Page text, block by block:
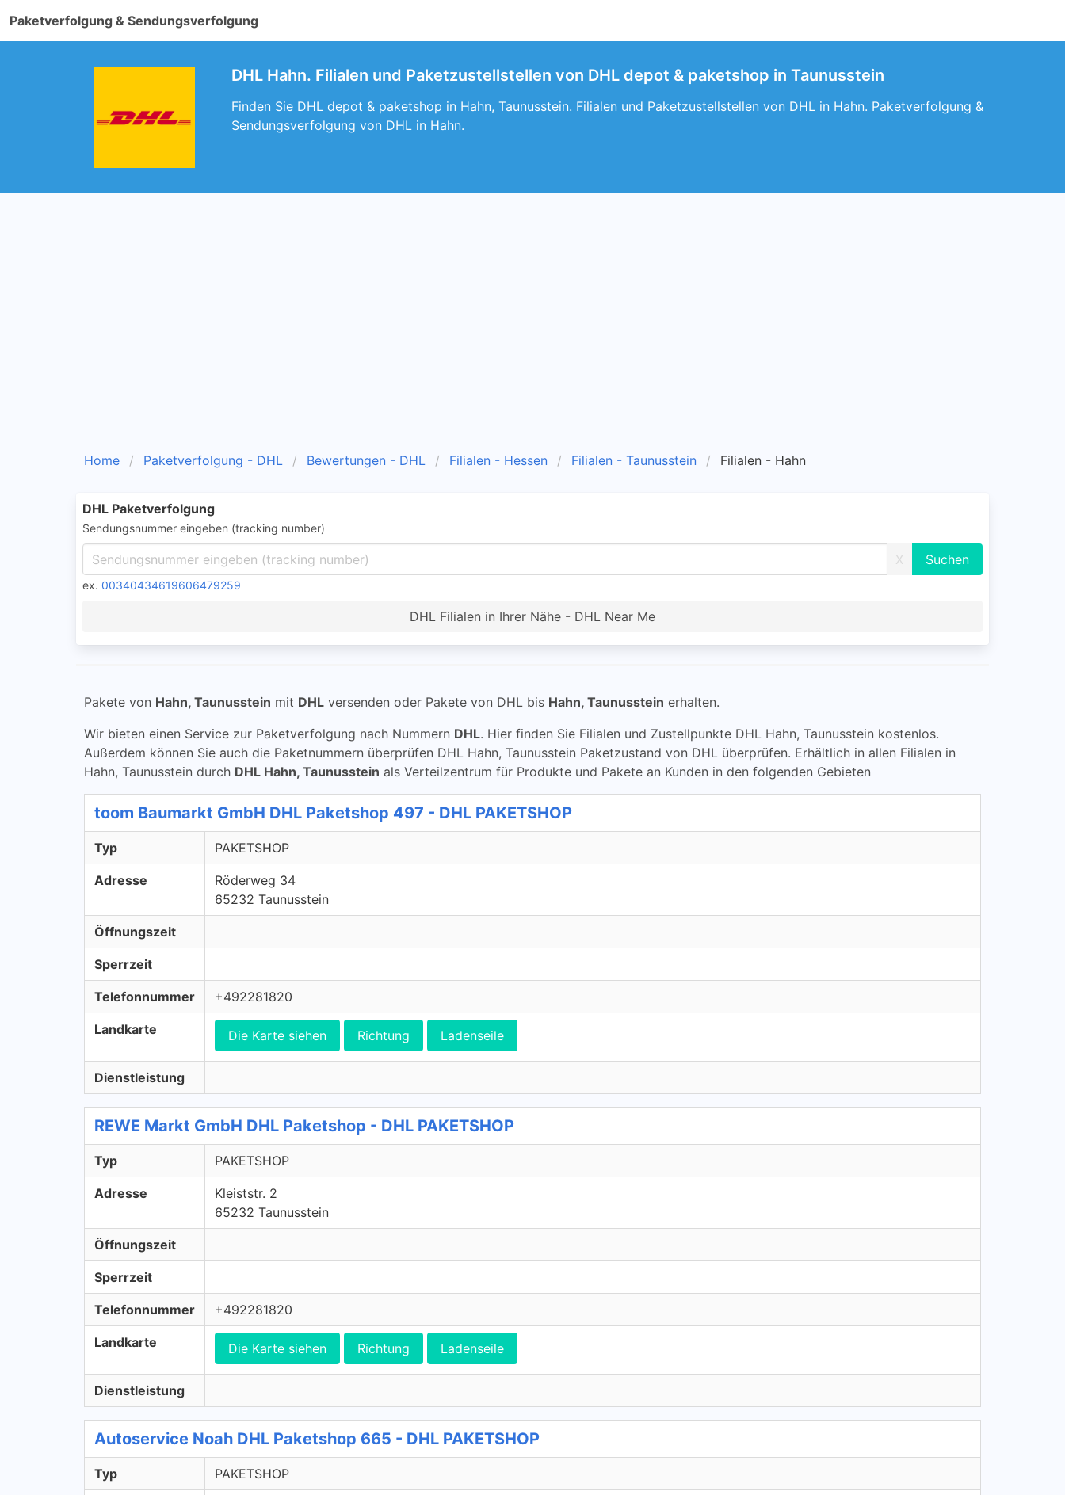
Paketverfolgung & Sendungsverfolgung
DHL Hahn. Filialen und Paketzustellstellen von DHL depot & paketshop in Taunusstein
Finden Sie DHL depot & paketshop in Hahn, Taunusstein. Filialen und Paketzustellstellen von DHL in Hahn. Paketverfolgung &
Sendungsverfolgung von DHL in Hahn.
Home Paketverfolgung - DHL Bewertungen - DHL Filialen - Hessen Filialen - Taunusstein Filialen - Hahn
DHL Paketverfolgung
Sendungsnummer eingeben (tracking number)
X
ex. 00340434619606479259
DHL Filialen in Ihrer Nähe - DHL Near Me
Pakete von Hahn, Taunusstein mit DHL versenden oder Pakete von DHL bis Hahn, Taunusstein erhalten.
Wir bieten einen Service zur Paketverfolgung nach Nummern DHL. Hier finden Sie Filialen und Zustellpunkte DHL Hahn, Taunusstein kostenlos.
Außerdem können Sie auch die Paketnummern überprüfen DHL Hahn, Taunusstein Paketzustand von DHL überprüfen. Erhältlich in allen Filialen in
Hahn, Taunusstein durch DHL Hahn, Taunusstein als Verteilzentrum für Produkte und Pakete an Kunden in den folgenden Gebieten
toom Baumarkt GmbH DHL Paketshop 497 - DHL PAKETSHOP
Typ PAKETSHOP
Adresse
Röderweg 34
65232 Taunusstein
Öffnungszeit
Sperrzeit
Telefonnummer +492281820
Landkarte Die Karte siehen Richtung Ladenseile
Dienstleistung
REWE Markt GmbH DHL Paketshop - DHL PAKETSHOP
Typ PAKETSHOP
Adresse
Kleiststr. 2
65232 Taunusstein
Öffnungszeit
Sperrzeit
Telefonnummer +492281820
Landkarte Die Karte siehen Richtung Ladenseile
Dienstleistung
Autoservice Noah DHL Paketshop 665 - DHL PAKETSHOP
Typ PAKETSHOP